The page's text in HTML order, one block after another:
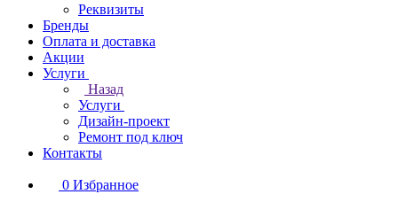
Реквизиты
Бренды
Оплата и доставка
Акции
Услуги
Назад
Услуги
Дизайн-проект
Ремонт под ключ
Контакты
0 Избранное